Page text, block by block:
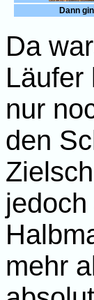
Dann
Da
Läufer
nur
den
mehr